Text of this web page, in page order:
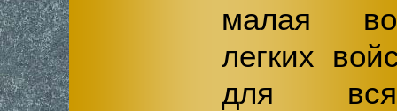
малая
легких
для